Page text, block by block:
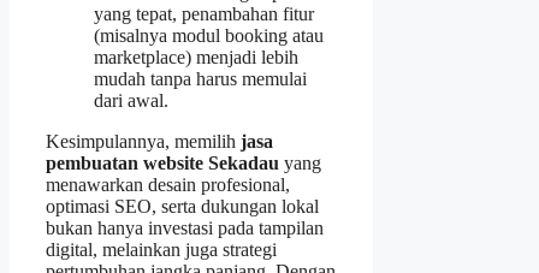
yang tepat, penambahan fitur
(misalnya modul booking atau
marketplace) menjadi lebih
mudah tanpa harus memulai
dari awal.
Kesimpulannya, memilih jasa
pembuatan website Sekadau yang
menawarkan desain profesional,
optimasi SEO, serta dukungan lokal
bukan hanya investasi pada tampilan
digital, melainkan juga strategi